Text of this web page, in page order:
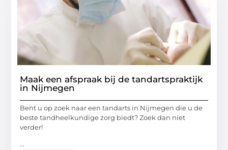
Maak een afspraak bij de tandartspraktijk
in Nijmegen
Bent u op zoek naar een tandarts in Nijmegen die u de
beste tandheelkundige zorg biedt? Zoek dan niet
verder!
...